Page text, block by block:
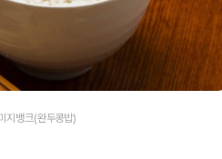
지뱅크(완두콩밥)